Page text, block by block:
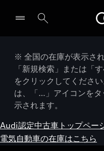
※ 全国の在庫が表示さ
「新規検索」または「
をクリックしてくださ
は、「…」アイコンを
示されます。
Audi認定中古車トップペー
電気自動車の在庫はこちら